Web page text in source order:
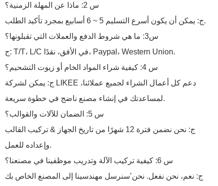
س 2: ماذا عن المهلة الزمنية؟
ج: يمكن أن يكون أسرع التسليم 5 ~ 6 أسابيع بمجرد تأكيد الطلب.
س3: ما هي شروط الدفع والعملات التي تقبلونها؟
ج: T/T، L/C في الأفق، نقدًا، Paypal، Western Union.
س 4: كيفية شراء المواد الخام أو زيوت التشحيم؟
ج: يمكن لشركة LIKEE دعم كل أعمال الشراء لجميع عملائنا،
لمساعدتك في إنشاء مصنع ناضج في خطوة سريعة.
س 5: الضمان للآلات والقوالب؟
ج: نحن نضمن فترة 12 شهرًا من تاريخ الجهاز & تركيب القالب
وإعداده للعمل.
س 6: كيفية تركيب الآلة وتدريب موظفينا في مصنعنا؟
ج: نعم، نحن نفعل. نحن’سنرسل مهندسينا إلى المصنع الخاص بك